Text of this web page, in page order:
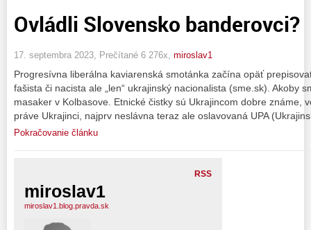
Ovládli Slovensko banderovci?
17. septembra 2023, Prečítané 6 276x, miroslav1
Progresívna liberálna kaviarenská smotánka začína opäť
fašista či nacista ale „len“ ukrajinský nacionalista (sme.sk). Akoby
masaker v Kolbasove. Etnické čistky sú Ukrajincom dobre známe,
práve Ukrajinci, najprv neslávna teraz ale oslavovaná UPA
Pokračovanie článku
RSS
miroslav1
miroslav1.blog.pravda.sk